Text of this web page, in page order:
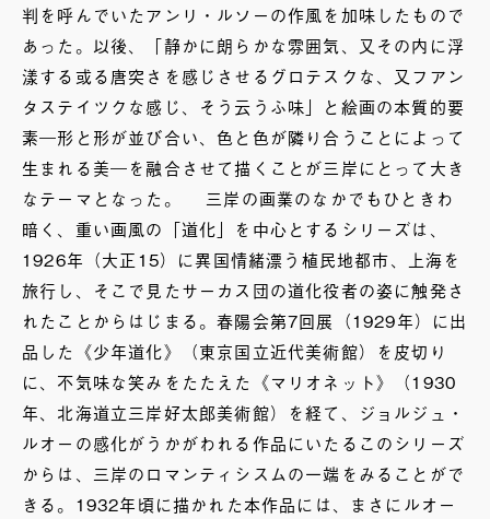
判を呼んでいたアンリ・ルソーの作風を加味したもので
あった。以後、「静かに朗らかな雰囲気、又その内に浮
漾する或る唐突さを感じさせるグロテスクな、又フアン
タステイツクな感じ、そう云うふ味」と絵画の本質的要
素―形と形が並び合い、色と色が隣り合うことによって
生まれる美―を融合させて描くことが三岸にとって大き
なテーマとなった。 三岸の画業のなかでもひときわ
暗く、重い画風の「道化」を中心とするシリーズは、
1926年（大正15）に異国情緒漂う植民地都市、上海を
旅行し、そこで見たサーカス団の道化役者の姿に触発さ
れたことからはじまる。春陽会第7回展（1929年）に出
品した《少年道化》（東京国立近代美術館）を皮切り
に、不気味な笑みをたたえた《マリオネット》（1930
年、北海道立三岸好太郎美術館）を経て、ジョルジュ・
ルオーの感化がうかがわれる作品にいたるこのシリーズ
からは、三岸のロマンティシスムの一端をみることがで
きる。1932年頃に描かれた本作品には、まさにルオー